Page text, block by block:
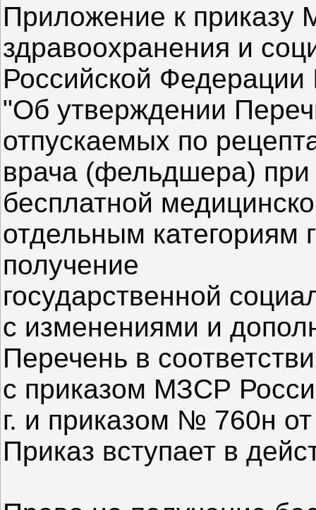
Приложение к приказу
здравоохранения и
Российской
"Об утверждении
отпускаемых по
врача (фельдшера) при
бесплатной
отдельным
получение
государственной
с изменениями и
Перечень в
с приказом МЗСР
г. и приказом № 760н
Приказ вступает в